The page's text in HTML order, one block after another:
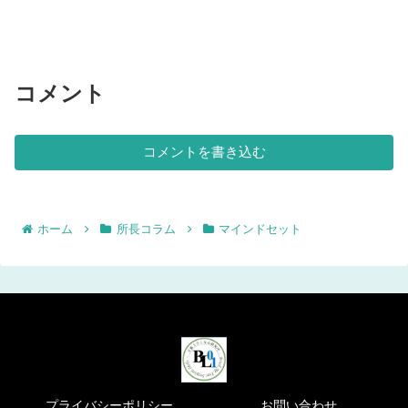
コメント
コメントを書き込む
ホーム 所長コラム マインドセット